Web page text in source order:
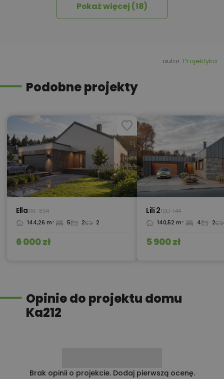
Izolacja celulozowa
550,00 zł
Kredyt hipoteczny z operatem za
0 zł
800,00 zł
Okna, żaluzje, rolety 450,00 zł
Pakiet szamba szczelnego 300,00 zł
Projekt ogrzewania gazowego 600,00 zł
Pokaż więcej (18)
autor: Projektyka
Podobne projekty
EllaTRF-894
144,26 m² 5 2 2
6 000 zł
Lili 2TDU-144
140,52 m² 4 2
5 900 zł
Opinie do projektu domu
Ka212
Brak opinii o projekcie. Dodaj pierwszą ocenę.